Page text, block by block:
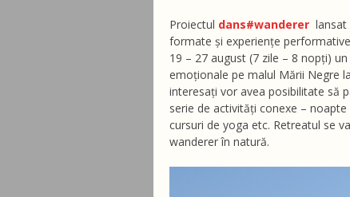
Proiectul dans#wanderer lansat
formate și experiențe
19 – 27 august (7 zile – 8 nopți)
emoționale pe malul Mării Negre
interesați vor avea posibilitate să
serie de activități conexe –
cursuri de yoga etc. Retreatul se
wanderer în natură.